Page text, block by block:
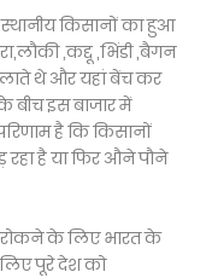
किसानों का हुआ
,कद्दू ,भिंडी ,बैगन
लाते थे और यहां बेंच कर
इस बाजार में
है कि किसानों
है या फिर औने पौने
रोकने के लिए भारत के
लिए पूरे देश को